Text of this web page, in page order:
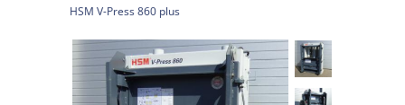
HSM V-Press 860 plus